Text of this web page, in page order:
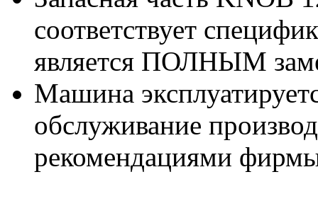
соответствует
является ПОЛНЫМ
Машина
обслуживание
рекомендациями